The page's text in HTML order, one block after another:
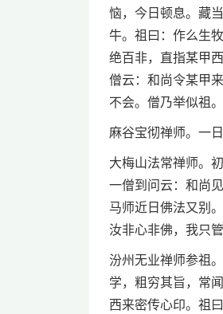
恼，今日顿息。藏
牛。祖曰：作么生
绝百非，直指某甲
僧云：和尚令某甲
不会。僧乃举似祖
麻谷宝彻禅师。一
大梅山法常禅师。
一僧到问云：和尚
马师近日佛法又别
汝非心非佛，我只
汾州无业禅师参祖
学，粗穷其旨，常
西来密传心印。祖